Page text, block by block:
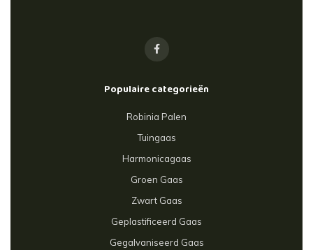
Populaire categorieën
Robinia Palen
Tuingaas
Harmonicagaas
Groen Gaas
Zwart Gaas
Geplastificeerd Gaas
Gegalvaniseerd Gaas